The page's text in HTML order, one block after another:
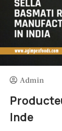
Admin
Inde